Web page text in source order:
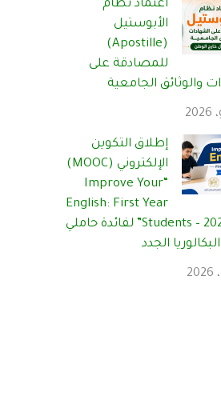
اعتماد نظام
الأبوستيل
(Apostille)
للمصادقة على
والوثائق الجامعية
إطلاق التكوين
الإلكتروني (MOOC)
“Improve Your
English: First Year
Students – 2025-2026” لفائدة حاملي
الجدد